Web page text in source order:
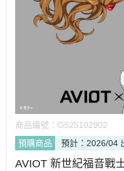
商品編號： G525102902
預購商品
預計：2026/04
AVIOT 新世紀福音戰